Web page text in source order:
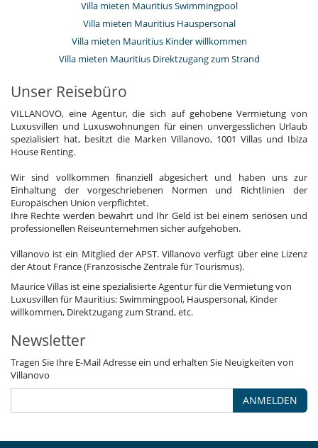
Villa mieten Mauritius Swimmingpool
Villa mieten Mauritius Hauspersonal
Villa mieten Mauritius Kinder willkommen
Villa mieten Mauritius Direktzugang zum Strand
Unser Reisebüro
VILLANOVO, eine Agentur, die sich auf gehobene Vermietung von
Luxusvillen und Luxuswohnungen für einen unvergesslichen Urlaub
spezialisiert hat, besitzt die Marken Villanovo, 1001 Villas und Ibiza
House Renting.
Wir sind vollkommen finanziell abgesichert und haben uns zur
Einhaltung der vorgeschriebenen Normen und Richtlinien der
Europäischen Union verpflichtet.
Ihre Rechte werden bewahrt und Ihr Geld ist bei einem seriösen und
professionellen Reiseunternehmen sicher aufgehoben.
Villanovo ist ein Mitglied der APST. Villanovo verfügt über eine Lizenz
der Atout France (Französische Zentrale für Tourismus).
Maurice Villas ist eine spezialisierte Agentur für die Vermietung von
Luxusvillen für Mauritius: Swimmingpool, Hauspersonal, Kinder
willkommen, Direktzugang zum Strand, etc.
Newsletter
Tragen Sie Ihre E-Mail Adresse ein und erhalten Sie Neuigkeiten von
Villanovo
ANMELDEN